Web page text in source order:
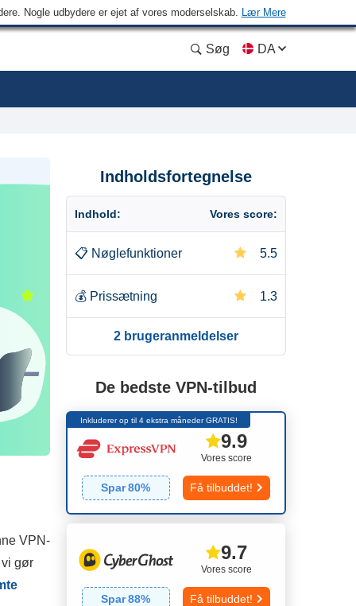
Nogle udbydere er ejet af vores moderselskab. Lær Mere
Søg DA
VPN-
gør
Indholdsfortegnelse
Indhold: Vores score:
📋 Nøglefunktioner 5.5
💰 Prissætning 1.3
2 brugeranmeldelser
De bedste VPN-tilbud
Inkluderer op til 4 ekstra måneder GRATIS!
Vores score
9.9
Spar80% Få tilbuddet!
Vores score
9.7
Spar88% Få tilbuddet!